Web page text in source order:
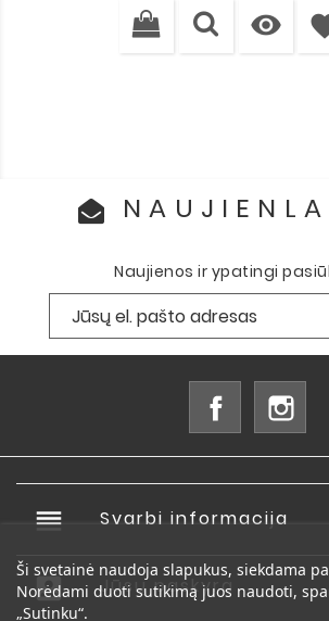

Naujienos ir ypatingi
Facebook
reorder Svarbi informacija
account_box Jūsų paskyra
Ši svetainė naudoja slapukus, siekdama
Norėdami duoti sutikimą juos naudoti,
„Sutinku“.